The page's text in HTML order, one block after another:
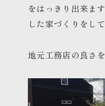
をはっきり出来ま
した家づくりをし
地元工務店の良さ